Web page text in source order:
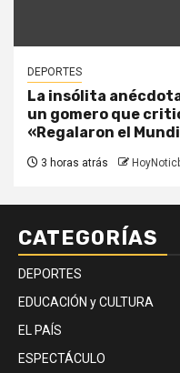
DEPORTES
La insólita
un gomero que
«Regalaron el
3 horas atrás
CATEGORÍAS
DEPORTES
EDUCACIÓN y CULTURA
EL PAÍS
ESPECTÁCULO